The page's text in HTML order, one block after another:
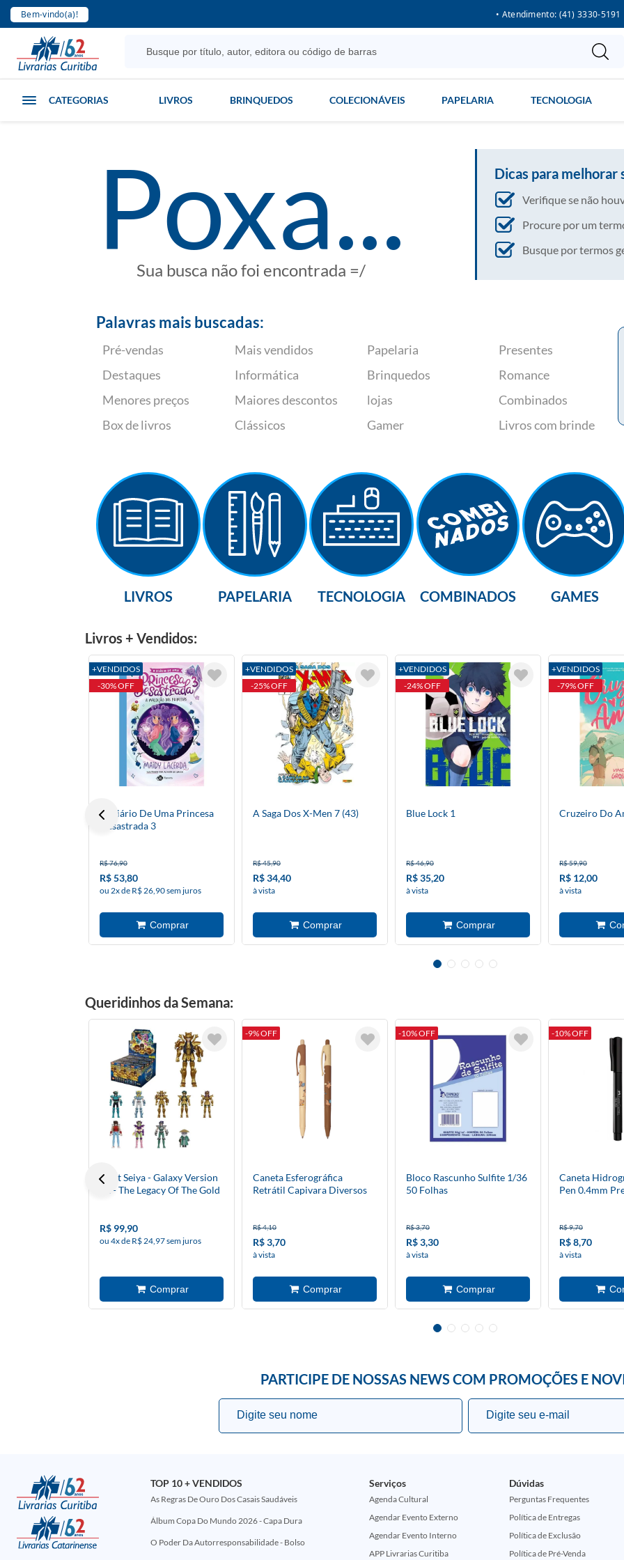
Bem-vindo(a)! • Atendimento: (41) 3330-5191
CATEGORIAS LIVROS BRINQUEDOS COLECIONÁVEIS PAPELARIA TECNOLOGIA
poxa...
Sua busca não foi encontrada =/
Dicas para melhorar
Verifique se não
Procure por um
Busque por termos
Palavras mais buscadas:
Pré-vendas
Destaques
Menores preços
Box de livros
Mais vendidos
Informática
Maiores descontos
Clássicos
Papelaria
Brinquedos
lojas
Gamer
Presentes
Romance
Combinados
Livros com brinde
LIVROS PAPELARIA TECNOLOGIA COMBINADOS GAMES
Livros + Vendidos:
+VENDIDOS
-30% OFF
O Diário De Uma Princesa
Desastrada 3
R$ 76,90
R$ 53,80
ou 2x de R$ 26,90 sem juros
+VENDIDOS
-25% OFF
A Saga Dos X-Men 7 (43)
R$ 45,90
R$ 34,40
à vista
+VENDIDOS
-24% OFF
Blue Lock 1
R$ 46,90
R$ 35,20
à vista
+VENDIDOS
-79% OFF
Cruzeiro Do
R$ 59,90
R$ 12,00
à vista
Queridinhos da Semana:
Saint Seiya - Galaxy Version
02 - The Legacy Of The Gold
R$ 99,90
ou 4x de R$ 24,97 sem juros
-9% OFF
Caneta Esferográfica
Retrátil Capivara Diversos
R$ 4,10
R$ 3,70
à vista
-10% OFF
Bloco Rascunho Sulfite 1/36
50 Folhas
R$ 3,70
R$ 3,30
à vista
-10% OFF
Caneta
Pen 0.4mm
R$ 9,70
R$ 8,70
à vista
PARTICIPE DE NOSSAS NEWS COM PROMOÇÕES E
TOP 10 + VENDIDOS
As Regras De Ouro Dos Casais Saudáveis
Álbum Copa Do Mundo 2026 - Capa Dura
O Poder Da Autorresponsabilidade - Bolso
Serviços
Agenda Cultural
Agendar Evento Externo
Agendar Evento Interno
APP Livrarias Curitiba
Dúvidas
Perguntas Frequentes
Política de Entregas
Política de Exclusão
Política de Pré-Venda